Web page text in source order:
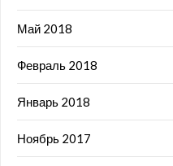
Май 2018
Февраль 2018
Январь 2018
Ноябрь 2017